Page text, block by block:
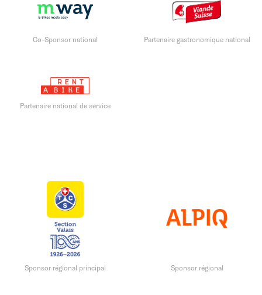
Co-Sponsor national Partenaire gastronomique national
Partenaire national de service
Sponsor régional principal Sponsor régional